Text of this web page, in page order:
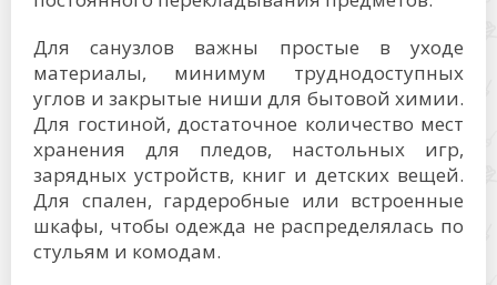
Для санузлов важны простые в уходе
материалы, минимум труднодоступных
углов и закрытые ниши для бытовой химии.
Для гостиной, достаточное количество мест
хранения для пледов, настольных игр,
зарядных устройств, книг и детских вещей.
Для спален, гардеробные или встроенные
шкафы, чтобы одежда не распределялась по
стульям и комодам.